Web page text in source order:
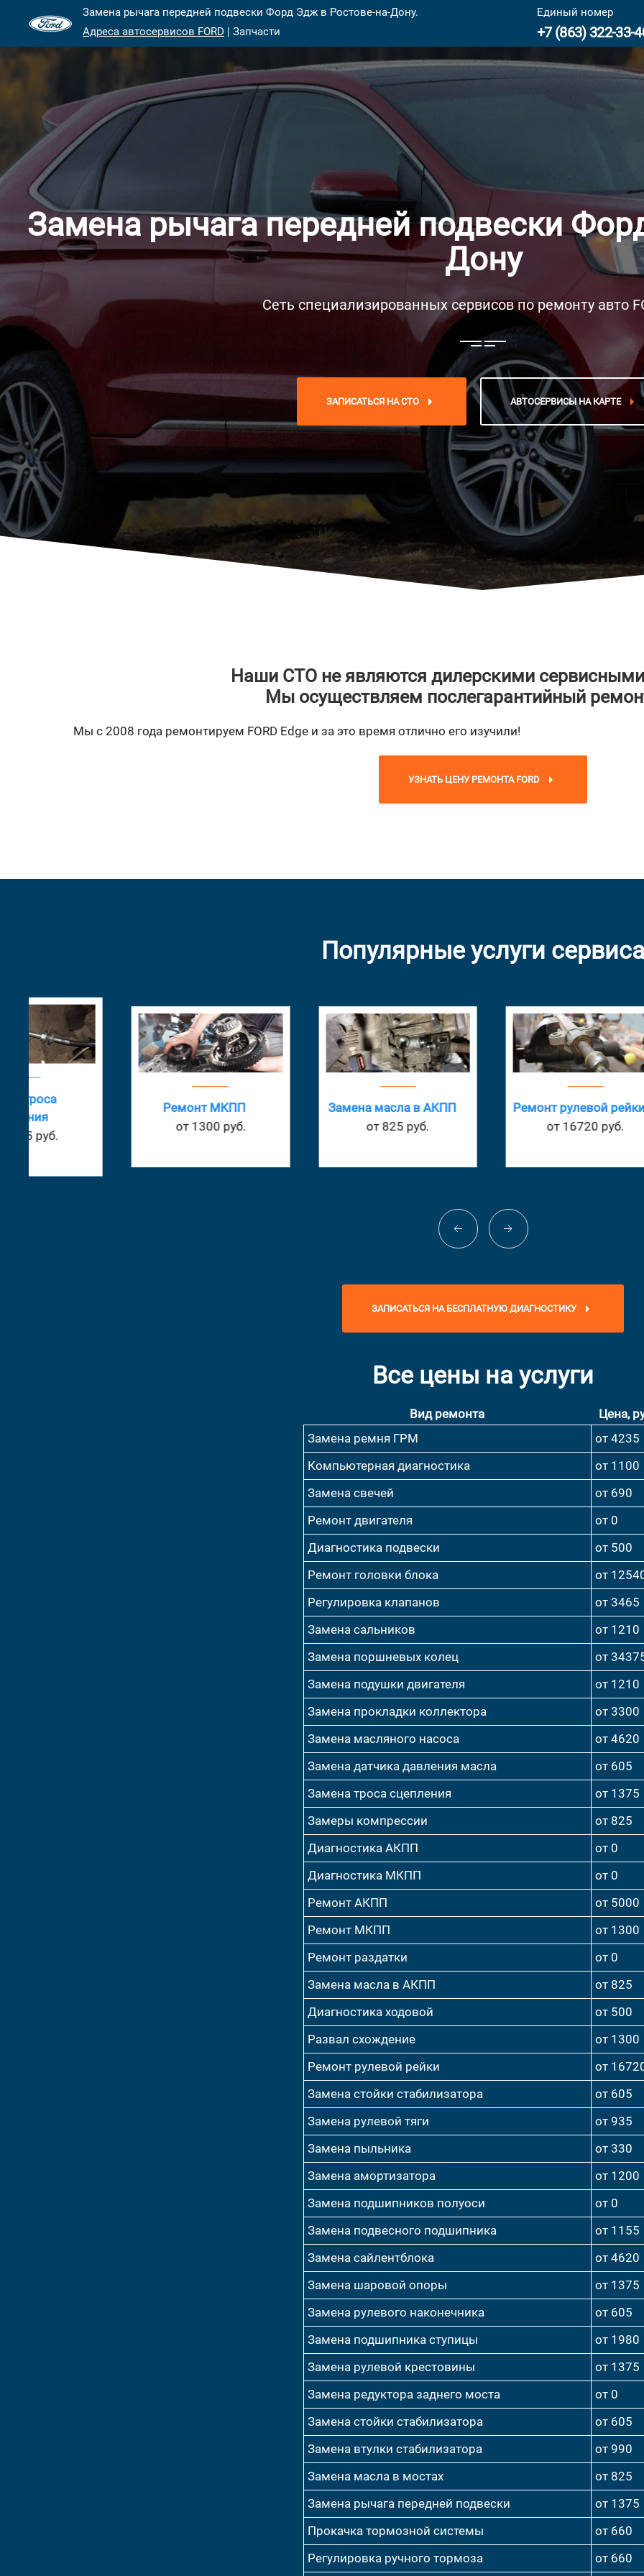
Замена рычага передней подвески Форд Эдж в Ростове-на-Дону.
Адреса автосервисов FORD | Запчасти
Единый номер
+7 (863) 322-33-
Замена рычага передней подвески
Дону
Сеть специализированных сервисов по ремонту авто
ЗАПИСАТЬСЯ НА СТО АВТОСЕРВИСЫ НА КАРТЕ
Наши СТО не являются дилерскими
Мы осуществляем послегарантийный
Мы с 2008 года ремонтируем FORD Edge и за это время отлично его изучили!
УЗНАТЬ ЦЕНУ РЕМОНТА FORD
Популярные услуги
Замена масла в АКПП
Ремонт рулевой рейки
ЗАПИСАТЬСЯ НА БЕСПЛАТНУЮ ДИАГНОСТИКУ
Все цены на услуги
Вид ремонта
Цена,
Замена ремня ГРМ
от 4235
Компьютерная диагностика
от 1100
Замена свечей
от 690
Ремонт двигателя
от 0
Диагностика подвески
от 500
Ремонт головки блока
от
Регулировка клапанов
от 3465
Замена сальников
от 1210
Замена поршневых колец
от
Замена подушки двигателя
от 1210
Замена прокладки коллектора
от 3300
Замена масляного насоса
от 4620
Замена датчика давления масла
от 605
Замена троса сцепления
от 1375
Замеры компрессии
от 825
Диагностика АКПП
от 0
Диагностика МКПП
от 0
Ремонт АКПП
от 5000
Ремонт МКПП
от 1300
Ремонт раздатки
от 0
Замена масла в АКПП
от 825
Диагностика ходовой
от 500
Развал схождение
от 1300
Ремонт рулевой рейки
от
Замена стойки стабилизатора
от 605
Замена рулевой тяги
от 935
Замена пыльника
от 330
Замена амортизатора
от 1200
Замена подшипников полуоси
от 0
Замена подвесного подшипника
от 1155
Замена сайлентблока
от 4620
Замена шаровой опоры
от 1375
Замена рулевого наконечника
от 605
Замена подшипника ступицы
от 1980
Замена рулевой крестовины
от 1375
Замена редуктора заднего моста
от 0
Замена стойки стабилизатора
от 605
Замена втулки стабилизатора
от 990
Замена масла в мостах
от 825
Замена рычага передней подвески
от 1375
Прокачка тормозной системы
от 660
Регулировка ручного тормоза
от 660